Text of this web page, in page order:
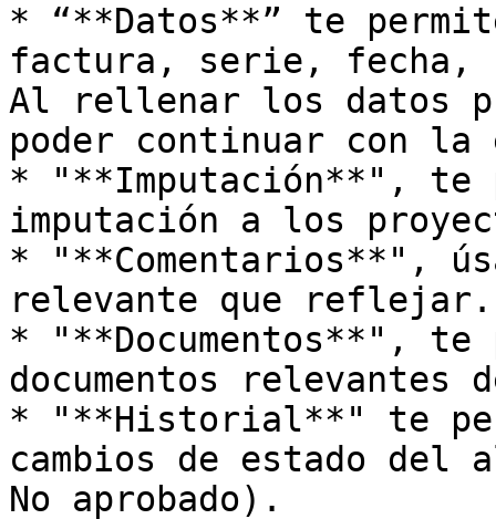
* “**Datos**” te
factura, serie, fecha,
Al rellenar los datos
poder continuar con
* "**Imputación**", te
imputación a los
* "**Comentarios**",
relevante que reflejar.
* "**Documentos**",
documentos relevantes
* "**Historial**" te
cambios de estado del